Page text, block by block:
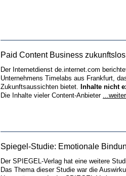
Paid Content Business zukunftslos
Der Internetdienst de.internet.com
Unternehmens Timelabs aus Frankfurt,
Zukunftsaussichten bietet. Inhalte nicht
Die Inhalte vieler Content-Anbieter ...weiter
Spiegel-Studie: Emotionale
Der SPIEGEL-Verlag hat eine weitere
Das Thema dieser Studie war die